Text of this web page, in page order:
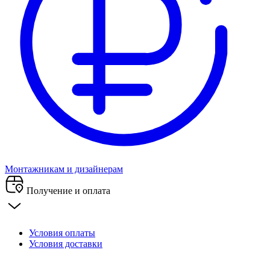
Монтажникам и дизайнерам
Получение и оплата
Условия оплаты
Условия доставки